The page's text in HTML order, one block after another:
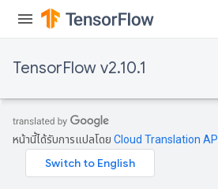
TensorFlow v2.10.1
หน้านี้ได้รับการแปลโดย Cloud Translation API